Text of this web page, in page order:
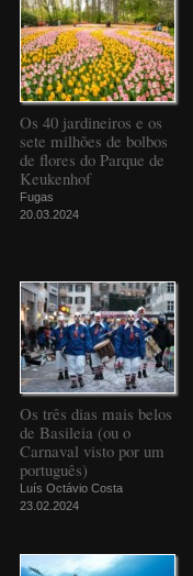
Os 40 jardineiros e os
sete milhões de bolbos
de flores do Parque de
Keukenhof
Fugas
20.03.2024
Os três dias mais belos
de Basileia (ou o
Carnaval visto por um
português)
Luís Octávio Costa
23.02.2024